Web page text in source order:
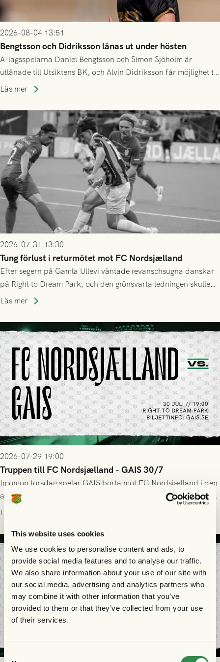
This website uses cookies
We use cookies to personalise content and ads, to
provide social media features and to analyse our traffic.
We also share information about your use of our site with
our social media, advertising and analytics partners who
may combine it with other information that you’ve
provided to them or that they’ve collected from your use
of their services.
Consent
2026-08-04 13:51
Bengtsson och Didriksson lånas ut under hösten
A-lagsspelarna Daniel Bengtsson och Simon Sjöholm är
utlånade till Utsiktens BK, och Alvin Didriksson får möjlighet till
speltid i Hestrafors genom föreningssamarbete.
Läs mer
2026-07-31 13:30
Tung förlust i returmötet mot FC Nordsjælland
Efter segern på Gamla Ullevi väntade revanschsugna danskar
på Right to Dream Park, och den grönsvarta ledningen skulle
upphöra efter mindre än kvarten spelad. På lika mark visade
tennissiffror och det grönsvarta europaäventyret tog slut.
Läs mer
2026-07-29 19:00
Truppen till FC Nordsjælland - GAIS 30/7
Imorgon torsdag spelar GAIS borta mot FC Nordsjælland i den
andra kvalmatchen till Conference League på Right to Dream
Park! Fredrik Holmberg och ledarstaben har tagit ut följande
Läs mer